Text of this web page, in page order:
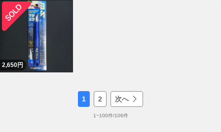
2,650円
1 2 次へ
1~100件/106件